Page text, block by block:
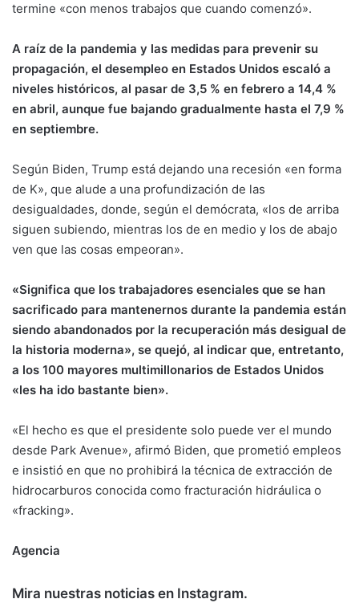
termine «con menos trabajos que cuando comenzó».
A raíz de la pandemia y las medidas para prevenir su
propagación, el desempleo en Estados Unidos escaló a
niveles históricos, al pasar de 3,5 % en febrero a 14,4 %
en abril, aunque fue bajando gradualmente hasta el 7,9 %
en septiembre.
Según Biden, Trump está dejando una recesión «en forma
de K», que alude a una profundización de las
desigualdades, donde, según el demócrata, «los de arriba
siguen subiendo, mientras los de en medio y los de abajo
ven que las cosas empeoran».
«Significa que los trabajadores esenciales que se han
sacrificado para mantenernos durante la pandemia están
siendo abandonados por la recuperación más desigual de
la historia moderna», se quejó, al indicar que, entretanto,
a los 100 mayores multimillonarios de Estados Unidos
«les ha ido bastante bien».
«El hecho es que el presidente solo puede ver el mundo
desde Park Avenue», afirmó Biden, que prometió empleos
e insistió en que no prohibirá la técnica de extracción de
hidrocarburos conocida como fracturación hidráulica o
«fracking».
Agencia
Mira nuestras noticias en Instagram.